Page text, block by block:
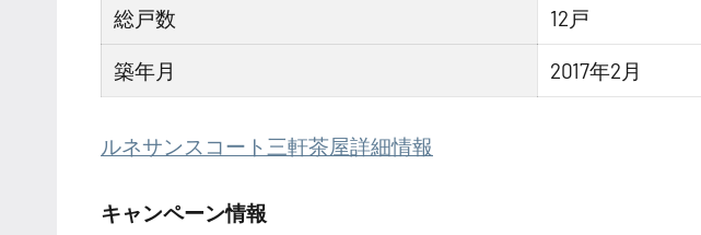
総戸数 12戸
築年月 2017年2月
ルネサンスコート三軒茶屋詳細情報
キャンペーン情報